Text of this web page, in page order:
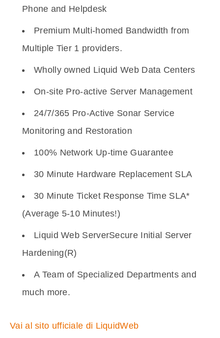
Phone and Helpdesk
Premium Multi-homed Bandwidth from
Multiple Tier 1 providers.
Wholly owned Liquid Web Data Centers
On-site Pro-active Server Management
24/7/365 Pro-Active Sonar Service
Monitoring and Restoration
100% Network Up-time Guarantee
30 Minute Hardware Replacement SLA
30 Minute Ticket Response Time SLA*
(Average 5-10 Minutes!)
Liquid Web ServerSecure Initial Server
Hardening(R)
A Team of Specialized Departments and
much more.
Vai al sito ufficiale di LiquidWeb